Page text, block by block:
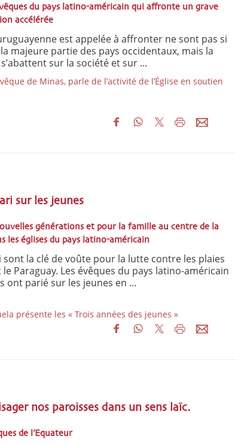
du pays latino-américain qui affronte un grave
accélérée
est appelée à affronter ne sont pas si
majeure partie des pays occidentaux, mais la
sur la société et sur ...
de Minas, parle de l’activité de l’Église en soutien
sur les jeunes
générations et pour la famille au centre de la
les églises du pays latino-américain
sont la clé de voûte pour la lutte contre les plaies
Paraguay. Les évêques du pays latino-américain
ont parié sur les jeunes en ...
présente les « Trois années des jeunes »
nos paroisses dans un sens laïc.
de l’Equateur